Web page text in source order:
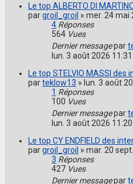
Le top ALBERTO DI
pargroil_groil » mer. 24 mai
4 Réponses
564 Vues
Dernier messagepar
lun. 3 août 2026 11:31
Le top STELVIO MASSI des
parteklow13 » lun. 3 août
1 Réponses
100 Vues
Dernier messagepar
lun. 3 août 2026 11:20
Le top CY ENDFIELD des
pargroil_groil » mar. 20
3 Réponses
427 Vues
Dernier messagepar